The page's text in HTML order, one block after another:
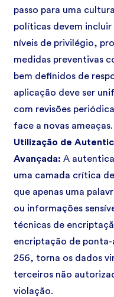
passo para uma
políticas devem incluir
níveis de privilégio,
medidas preventivas
bem definidos de
aplicação deve ser
com revisões
face a novas ameaças.
Utilização de
Avançada: A
uma camada crítica
que apenas uma
ou informações
técnicas de
encriptação de
256, torna os dados
terceiros não
violação.